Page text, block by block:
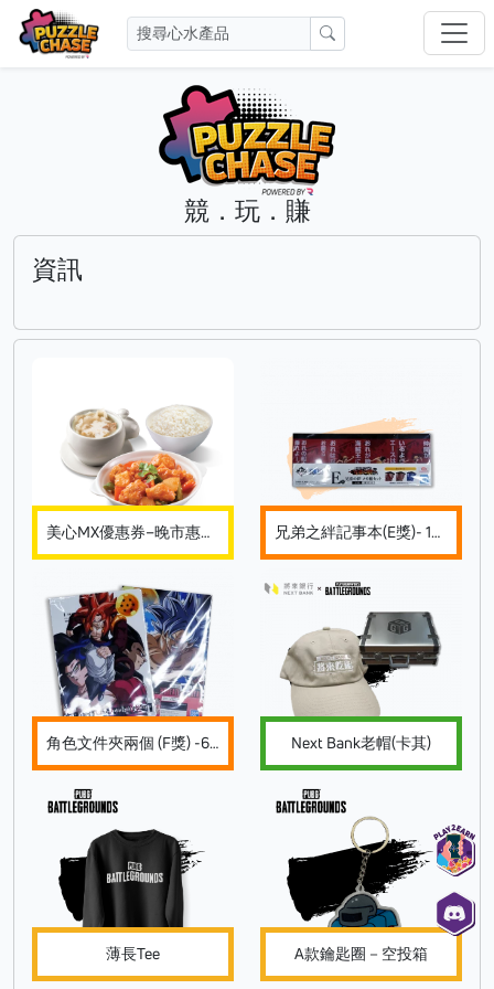
競．玩．賺
資訊
美心MX優惠券–晚市惠顧滿$60，即減$10 兄弟之絆記事本(E獎)- 1號款-OnePiece兄弟之絆 一番獎
角色文件夾兩個 (F獎) -6號款 -龍珠超 最偉大賽亞人一番獎 Next Bank老帽(卡其)
薄長Tee A款鑰匙圈－空投箱